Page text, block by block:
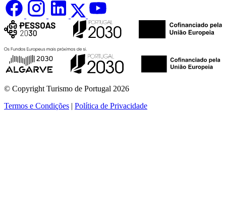
© Copyright Turismo de Portugal 2026
Termos e Condições | Política de Privacidade